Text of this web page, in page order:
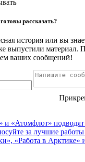
рассказать?
история или вы
выпустили материал.
ваших сообщений!
и «Атомфлот» подводят
за лучшие
«Работа в